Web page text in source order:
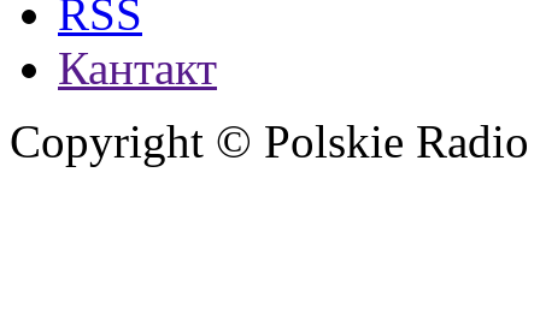
RSS
Кантакт
Copyright © Polskie